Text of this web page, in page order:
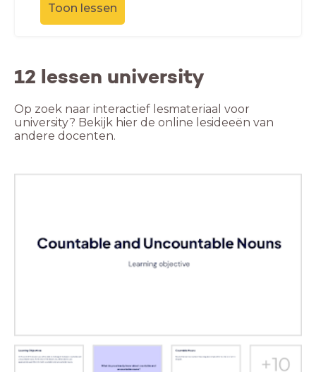
Toon lessen
12 lessen university
Op zoek naar interactief lesmateriaal voor
university? Bekijk hier de online lesideeën van
andere docenten.